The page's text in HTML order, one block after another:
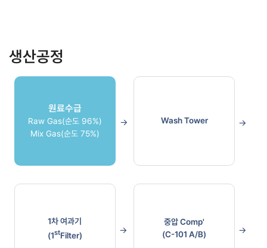
생산공정
원료수급
Raw Gas(순도 96%)
Mix Gas(순도 75%)
Wash Tower
1차 여과기
(1stFilter)
중압 Comp'
(C-101 A/B)